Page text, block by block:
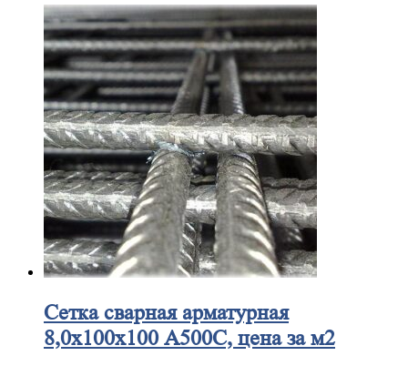
Сеткасварная арматурная
8,0х100х100 А500С, цена за м2